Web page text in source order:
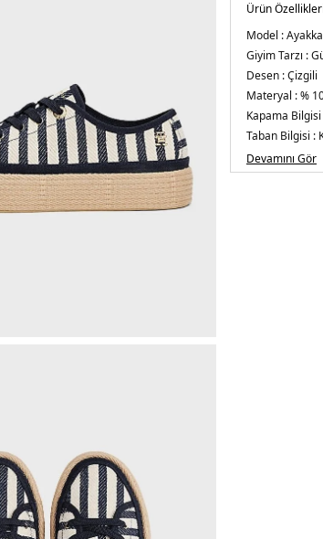
Ürün Özellikleri
Model :
Giyim Tarzı :
Desen :Çizgili
Materyal :%
Kapama Bilgisi
Taban Bilgisi :
Detay :-Orta
Üretim Yeri :
Devamını Gör